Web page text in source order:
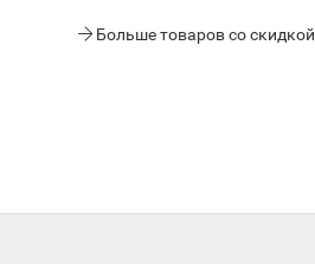
Больше товаров со скидкой